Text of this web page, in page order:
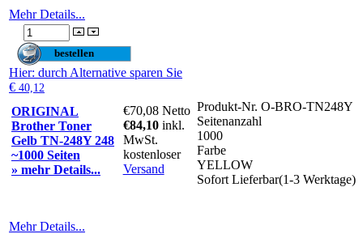
Mehr Details...
Hier: durch Alternative sparen Sie
€ 40,12
ORIGINAL
Brother Toner
Gelb TN-248Y 248
~1000 Seiten
» mehr Details...
€70,08 Netto
€84,10 inkl.
MwSt.
kostenloser
Versand
Produkt-Nr. O-BRO-TN248Y
Seitenanzahl
1000
Farbe
YELLOW
Sofort Lieferbar(1-3 Werktage)
Mehr Details...